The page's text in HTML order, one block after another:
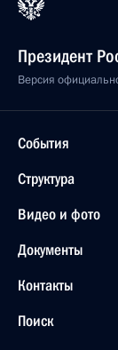
Президент
Версия
События
Структура
Видео и фото
Документы
Контакты
Поиск